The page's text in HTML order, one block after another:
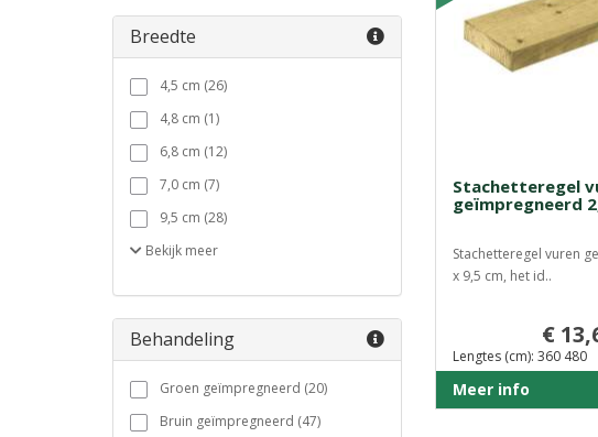
Breedte
4,5 cm (26)
4,8 cm (1)
6,8 cm (12)
7,0 cm (7)
9,5 cm (28)
Bekijk meer
Behandeling
Groen geïmpregneerd (20)
Bruin geïmpregneerd (47)
Stachetteregel
geïmpregneerd
Stachetteregel vuren
x 9,5 cm, het id..
€
Lengtes (cm): 360 480
Meer info